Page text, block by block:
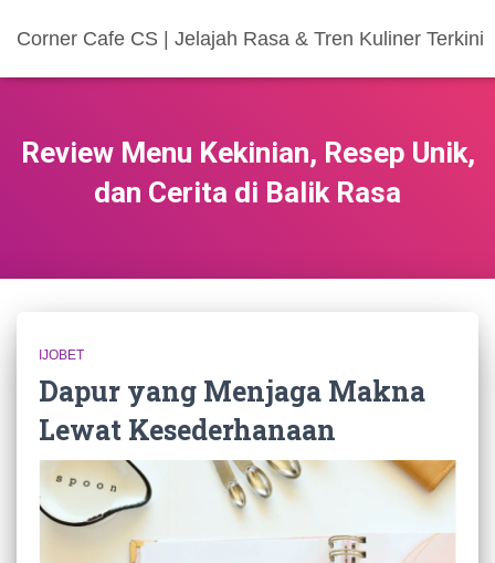
Corner Cafe CS | Jelajah Rasa & Tren Kuliner Terkini
Review Menu Kekinian, Resep Unik,
dan Cerita di Balik Rasa
IJOBET
Dapur yang Menjaga Makna
Lewat Kesederhanaan